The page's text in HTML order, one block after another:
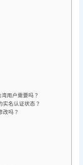
用户需要吗？
实名认证状态？
改吗？